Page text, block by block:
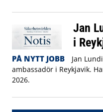
Jan
i
PÅ NYTT JOBB
Jan
ambassadör i Reykjavik.
2026.